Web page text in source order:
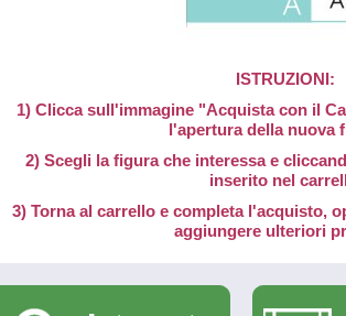
ISTRUZIONI:
1) Clicca sull'immagine "Acquista con il
l'apertura della nuova
2) Scegli la figura che interessa e
inserito nel
3) Torna al carrello e completa l'acquisto,
aggiungere ulteriori